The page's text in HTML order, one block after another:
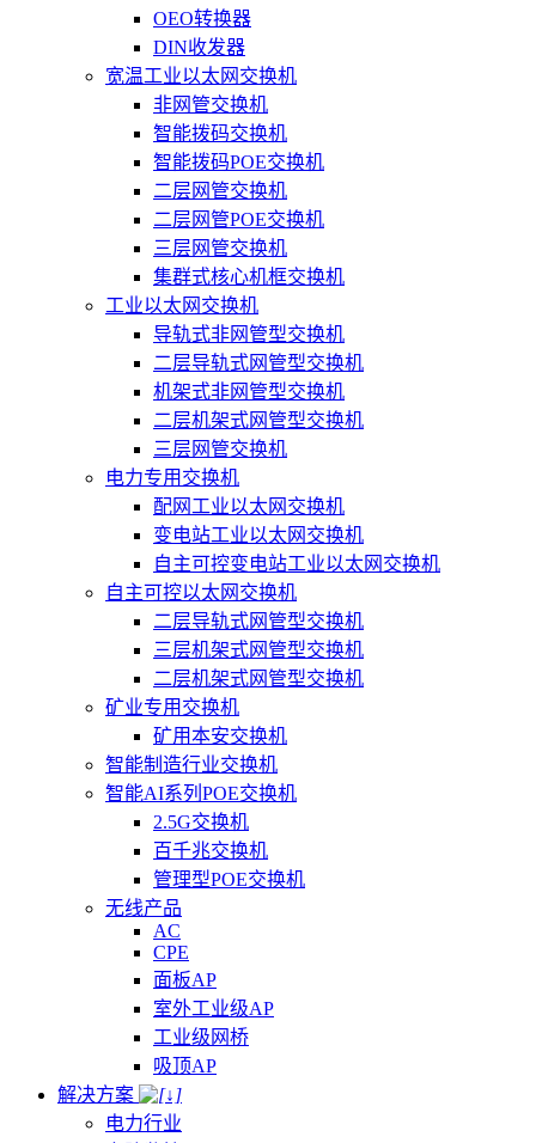
OEO转换器
DIN收发器
宽温工业以太网交换机
非网管交换机
智能拨码交换机
智能拨码POE交换机
二层网管交换机
二层网管POE交换机
三层网管交换机
集群式核心机框交换机
工业以太网交换机
导轨式非网管型交换机
二层导轨式网管型交换机
机架式非网管型交换机
二层机架式网管型交换机
三层网管交换机
电力专用交换机
配网工业以太网交换机
变电站工业以太网交换机
自主可控变电站工业以太网交换机
自主可控以太网交换机
二层导轨式网管型交换机
三层机架式网管型交换机
二层机架式网管型交换机
矿业专用交换机
矿用本安交换机
智能制造行业交换机
智能AI系列POE交换机
2.5G交换机
百千兆交换机
管理型POE交换机
无线产品
AC
CPE
面板AP
室外工业级AP
工业级网桥
吸顶AP
解决方案
电力行业